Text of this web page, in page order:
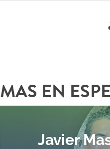
MAS EN
Javier